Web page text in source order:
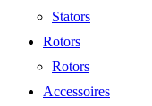
Stators
Rotors
Rotors
Accessoires